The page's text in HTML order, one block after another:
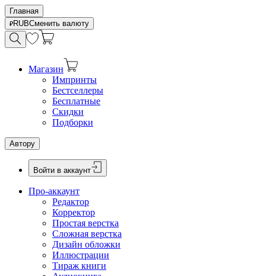
Главная
RUBСменить валюту
Магазин
Импринты
Бестселлеры
Бесплатные
Скидки
Подборки
Автору
Войти в аккаунт
Про-аккаунт
Редактор
Корректор
Простая верстка
Сложная верстка
Дизайн обложки
Иллюстрации
Тираж книги